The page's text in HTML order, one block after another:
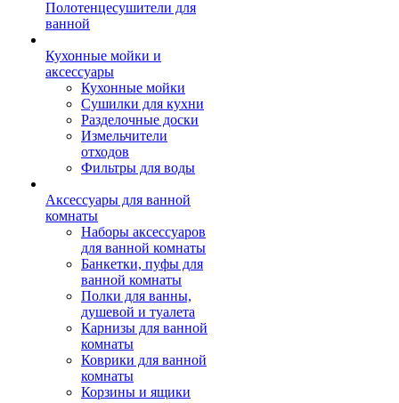
Полотенцесушители для
ванной
Кухонные мойки и
аксессуары
Кухонные мойки
Сушилки для кухни
Разделочные доски
Измельчители
отходов
Фильтры для воды
Аксессуары для ванной
комнаты
Наборы аксессуаров
для ванной комнаты
Банкетки, пуфы для
ванной комнаты
Полки для ванны,
душевой и туалета
Карнизы для ванной
комнаты
Коврики для ванной
комнаты
Корзины и ящики